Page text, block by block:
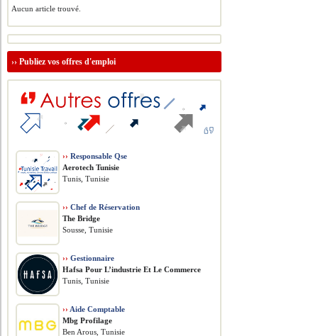
Aucun article trouvé.
››Publiez vos offres d'emploi
›› Responsable Qse
Aerotech Tunisie
Tunis, Tunisie
›› Chef de Réservation
The Bridge
Sousse, Tunisie
›› Gestionnaire
Hafsa Pour L’industrie Et Le Commerce
Tunis, Tunisie
›› Aide Comptable
Mbg Profilage
Ben Arous, Tunisie